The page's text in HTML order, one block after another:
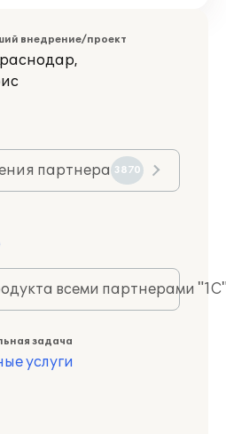
внедрение/проект
партнера 3870
всеми партнерами
задача
услуги